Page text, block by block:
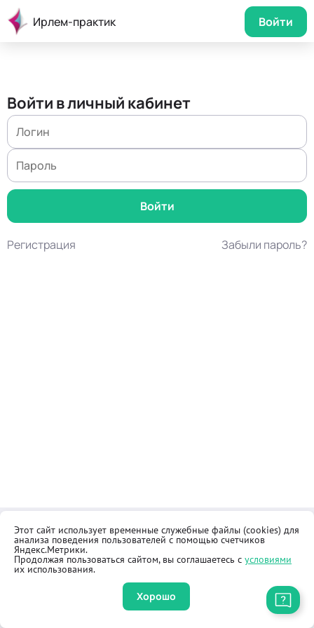
Ирлем-практик Войти
Войти в личный кабинет
Регистрация Забыли пароль?
Контакты
Как купить
Общественная приёмная
Реквизиты
Оферта
Правила продажи товаров
Этот сайт использует временные служебные файлы (cookies) для
анализа поведения пользователей с помощью счетчиков
Яндекс.Метрики.
Продолжая пользоваться сайтом, вы соглашаетесь с условиями
их использования.
Хорошо